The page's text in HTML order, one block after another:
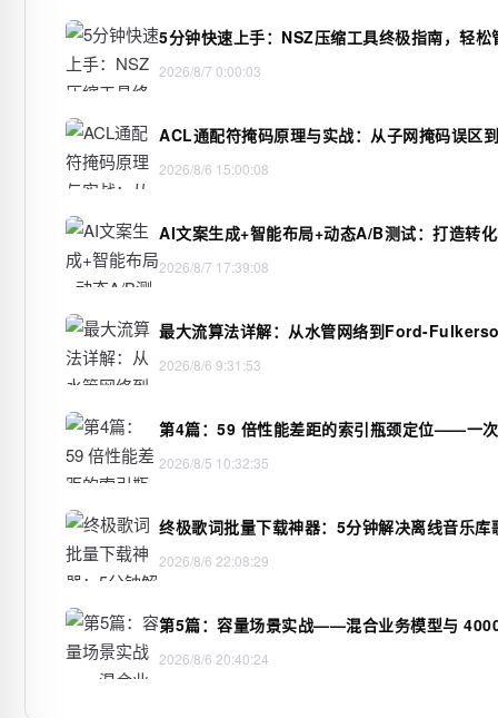
5分钟快速上手：NSZ压缩工具终极指南，轻
2026/8/7 0:00:03
ACL通配符掩码原理与实战：从子网掩码误区
2026/8/6 15:00:08
AI文案生成+智能布局+动态A/B测试：打造转
2026/8/7 17:39:08
最大流算法详解：从水管网络到Ford-
2026/8/6 9:31:53
第4篇：59 倍性能差距的索引瓶颈定位——一
2026/8/5 10:32:35
终极歌词批量下载神器：5分钟解决离线音乐库
2026/8/6 22:08:29
第5篇：容量场景实战——混合业务模型与
2026/8/6 20:40:24